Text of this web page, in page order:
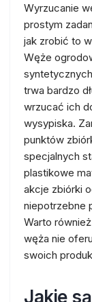
Wyrzucanie
prostym
jak zrobić to
Węże
trwa bardzo
wrzucać ich
wysypiska.
punktów
specjalnych
plastikowe
akcje zbiórki
niepotrzebne
Warto
węża nie
swoich
Jakie